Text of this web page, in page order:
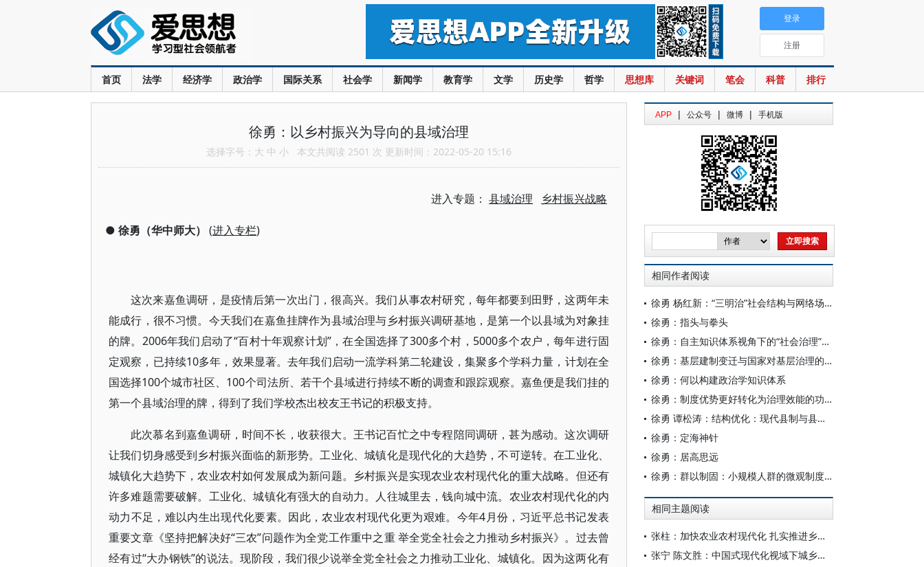
首页 法学 经济学 政治学 国际关系 社会学 新闻学 教育学 文学 历史学 哲学 思想库 关键词 笔会 科普 排行
登录
注册
徐勇：以乡村振兴为导向的县域治理
选择字号： 大 中 小 本文共阅读 2501 次 更新时间：2022-05-20 15:16
进入专题： 县域治理 乡村振兴战略
● 徐勇（华中师大） (进入专栏)
这次来嘉鱼调研，是疫情后第一次出门，很高兴。我们从事农村研究，每年都要到田野，这两年未
能成行，很不习惯。今天我们在嘉鱼挂牌作为县域治理与乡村振兴调研基地，是第一个以县域为对象挂
的牌。2006年我们启动了“百村十年观察计划”，在全国选择了300多个村，5000多个农户，每年进行固
定观察，已持续10多年，效果显著。去年我们启动一流学科第二轮建设，集聚多个学科力量，计划在全
国选择100个城市社区、100个司法所、若干个县域进行持续不断的调查和跟踪观察。嘉鱼便是我们挂的
第一个县域治理的牌，得到了我们学校杰出校友王书记的积极支持。
此次慕名到嘉鱼调研，时间不长，收获很大。王书记百忙之中专程陪同调研，甚为感动。这次调研
让我们切身感受到乡村振兴面临的新形势。工业化、城镇化是现代化的大趋势，不可逆转。在工业化、
城镇化大趋势下，农业农村如何发展成为新问题。乡村振兴是实现农业农村现代化的重大战略。但还有
许多难题需要破解。工业化、城镇化有强大的自动力。人往城里去，钱向城中流。农业农村现代化的内
动力不足，难以内生出现代化要素。因此，农业农村现代化更为艰难。今年4月份，习近平总书记发表
重要文章《坚持把解决好“三农”问题作为全党工作重中之重 举全党全社会之力推动乡村振兴》。过去曾
经有过“大办钢铁”的说法。现阶段，我们很少说举全党全社会之力推动工业化、城镇化。因为这两化有
APP | 公众号 | 微博 | 手机版
相同作者阅读
徐勇 杨红新：“三明治”社会结构与网络场域的治理
徐勇：指头与拳头
徐勇：自主知识体系视角下的“社会治理”相关概念探讨
徐勇：基层建制变迁与国家对基层治理的内在逻辑
徐勇：何以构建政治学知识体系
徐勇：制度优势更好转化为治理效能的功能视角
徐勇 谭松涛：结构优化：现代县制与县域治理体系现代化
徐勇：定海神针
徐勇：居高思远
徐勇：群以制固：小规模人群的微观制度分析
相同主题阅读
张柱：加快农业农村现代化 扎实推进乡村全面振兴
张宁 陈文胜：中国式现代化视域下城乡融合的制度创新与治理逻辑